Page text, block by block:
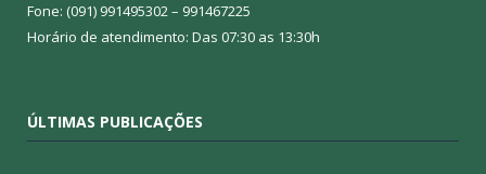
Fone: (091) 991495302 – 991467225
Horário de atendimento: Das 07:30 as 13:30h
ÚLTIMAS PUBLICAÇÕES